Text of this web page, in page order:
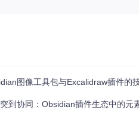
图像工具包与Excalidraw插件的
到协同：Obsidian插件生态中的元